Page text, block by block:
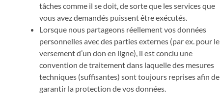
tâches comme il se doit, de sorte que les services que
vous avez demandés puissent être exécutés.
Lorsque nous partageons réellement vos données
personnelles avec des parties externes (par ex. pour le
versement d’un don en ligne), il est conclu une
convention de traitement dans laquelle des mesures
techniques (suffisantes) sont toujours reprises afin de
garantir la protection de vos données.